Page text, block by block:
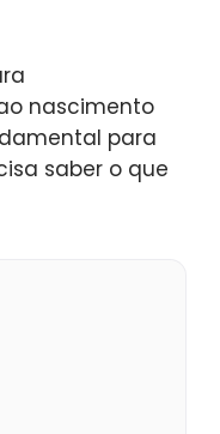
nascimento
para
saber o que